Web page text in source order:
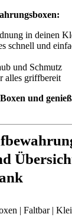
in deinen
schnell und
und Schmutz
alles griffbereit
und